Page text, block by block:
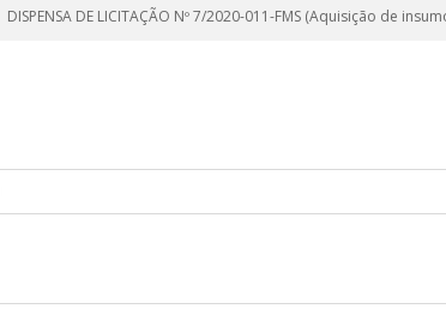
DISPENSA DE LICITAÇÃO Nº 7/2020-011-FMS (Aquisição de